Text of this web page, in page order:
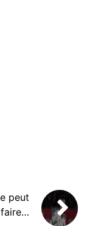
peut